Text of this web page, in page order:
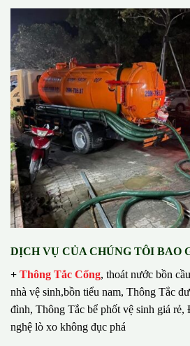
DỊCH VỤ CỦA CHÚNG TÔI BAO
+ Thông Tắc Cống, thoát nước bồn
nhà vệ sinh,bồn tiểu nam, Thông Tắc
đình, Thông Tắc bể phốt vệ sinh giá rẻ,
nghệ lò xo không đục phá